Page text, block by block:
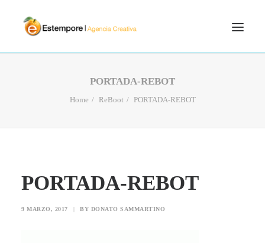
SEARCH
PORTADA-REBOT
Home ReBoot PORTADA-REBOT
PORTADA-REBOT
9 MARZO, 2017 | BY DONATO SAMMARTINO